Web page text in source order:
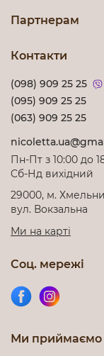
Партнерам
Контакти
(098) 909 25 25
(095) 909 25 25
(063) 909 25 25
Пн-Пт з 10:00 до
Cб-Нд вихідний
29000, м.
вул. Вокзальна
Ми на карті
Соц. мережі
Ми приймаємо